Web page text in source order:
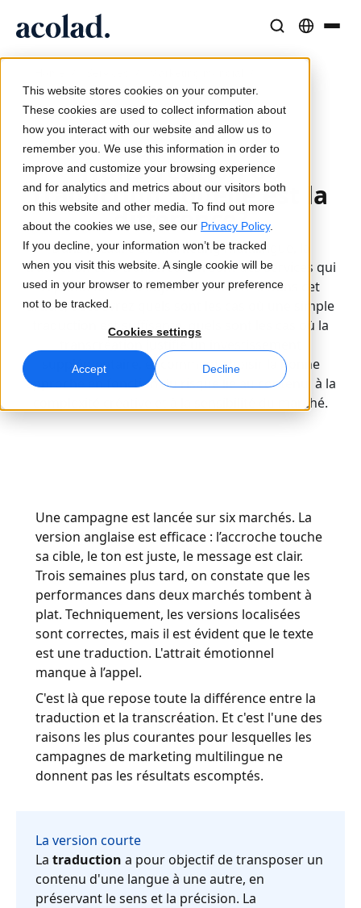
This website stores cookies on your computer.
These cookies are used to collect information about
how you interact with our website and allow us to
remember you. We use this information in order to
improve and customize your browsing experience
and for analytics and metrics about our visitors both
on this website and other media. To find out more
about the cookies we use, see our Privacy Policy.
If you decline, your information won’t be tracked
when you visit this website. A single cookie will be
used in your browser to remember your preference
not to be tracked.
Cookies settings
Accept Decline
Traduction
Vitesse de l’IA, précision humaine
Interprétation
Communication fluide, partout
Médias et Divertissement
Donnez vie à vos contenus sur tous les écrans
Conseil et Externalisation
Services de données
Renforcez vos IA avec des données fiables
Toutes les solutions
Solutions par Secteur
Sciences de la vie
Industrie Manufacturière
Juridique
Institutions Publiques
Lia Translate
Traductions instantanées adaptées à votre marque
Lia Live
L'interprétation revisitée
Connectivité
Intégration des flux de travail simplifiée
Interprétation IA
Services de données IA
Optimisez l’IA avec des données de qualité
Découvrez Lia
Traduction IA rapide, intelligente et évolutive
Études de cas
Résultats concrets de nos clients
Articles
Analyses d’experts sur le contenu global
Ebooks
Guides et stratégies approfondis
Webinaires à la demande
Maîtriser la traduction IA pour les marques
mondiales
Conseils pour optimiser efficacité, échelle et qualité
À propos d’Acolad
Durabilité
Partenaires
Actualités
Construisez votre avenir avec nous
Opportunités freelance
Rejoignez notre réseau mondial
Transcréation ou traduction
2026-04-02
Transcréation ou
traduction : quelle est la
différence?
Dans le cadre du marketing multilingue, la
traduction et la transcréation sont des services qui
répondent à des objectifs différents. Dans cet
article, découvrez quels sont les cas où une simple
traduction est suffisante, quels sont les cas où la
supplémentaire, et comment choisir la bonne
approche en fonction du risque lié au contenu, à la
complexité créative et à la sensibilité du marché.
Une campagne est lancée sur six marchés. La
version anglaise est efficace : l’accroche touche
sa cible, le ton est juste, le message est clair.
Trois semaines plus tard, on constate que les
performances dans deux marchés tombent à
plat. Techniquement, les versions localisées
sont correctes, mais il est évident que le texte
est une traduction. L'attrait émotionnel
manque à l’appel.
C'est là que repose toute la différence entre la
traduction et la transcréation. Et c'est l'une des
raisons les plus courantes pour lesquelles les
campagnes de marketing multilingue ne
donnent pas les résultats escomptés.
La version courte
La traduction a pour objectif de transposer un
contenu d'une langue à une autre, en
préservant le sens et la précision. La